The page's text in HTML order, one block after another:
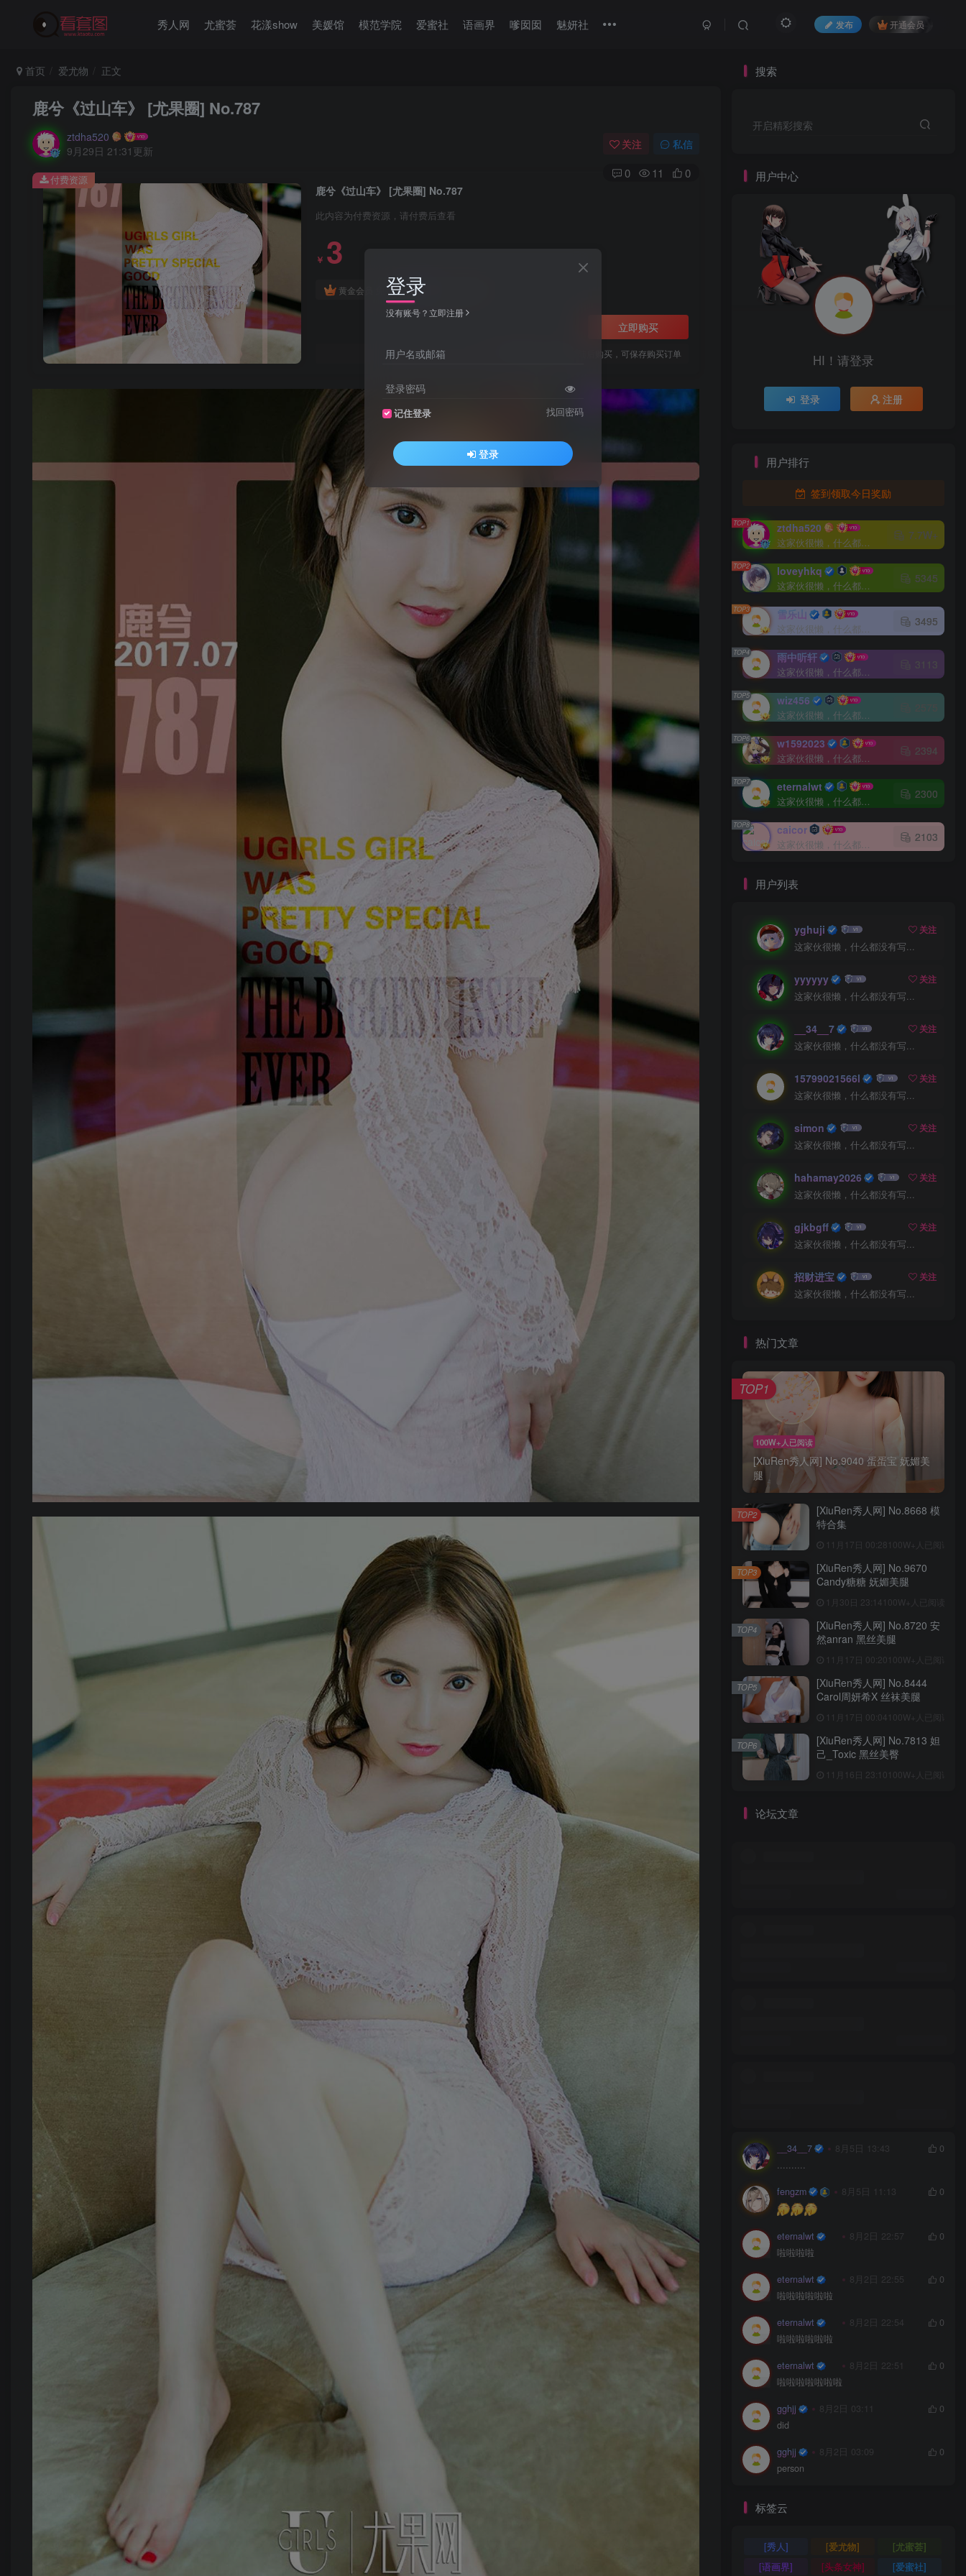
秀人网 尤蜜荟 花漾show 美媛馆 模范学院 爱蜜社 语画界 嗲囡囡 魅妍社 发布 开通会员
首页 爱尤物 正文
鹿兮《过山车》 [尤果圈] No.787
ztdha520
9月29日 21:31更新
关注 私信
0 11 0
鹿兮《过山车》 [尤果圈] No.787
此内容为付费资源，请付费后查看
￥ 3
黄金会员 免费
立即购买
您当前未登录！建议登陆后购买，可保存购买订单
付费资源
搜索
开启精彩搜索
用户中心
HI！请登录
登录 注册
用户排行
签到领取今日奖励
TOP1 ztdha520
这家伙很懒，什么都没有写...
7.7W+
TOP2 loveyhkq
这家伙很懒，什么都没有写...
5345
TOP3 雪乐山
这家伙很懒，什么都没有写...
3495
TOP4 雨中听轩
这家伙很懒，什么都没有写...
TOP5 wiz456
这家伙很懒，什么都没有写...
TOP6 w1592023
这家伙很懒，什么都没有写...
2394
TOP7 eternalwt
这家伙很懒，什么都没有写...
2300
TOP8 caicor
这家伙很懒，什么都没有写...
2103
用户列表
yghuji
关注
这家伙很懒，什么都没有写...
yyyyyy
关注
这家伙很懒，什么都没有写...
__34__7
关注
这家伙很懒，什么都没有写...
15799021566l
关注
这家伙很懒，什么都没有写...
simon
关注
这家伙很懒，什么都没有写...
hahamay2026
关注
这家伙很懒，什么都没有写...
gjkbgff
关注
这家伙很懒，什么都没有写...
招财进宝
关注
这家伙很懒，什么都没有写...
热门文章
100W+人已阅读
[XiuRen秀人网] No.9040 蛋蛋宝 妩媚美
腿
TOP1
[XiuRen秀人网] No.8668 模
特合集
11月17日 00:28 100W+人已阅读
TOP2
[XiuRen秀人网] No.9670
Candy糖糖 妩媚美腿
1月30日 23:14 100W+人已阅读
TOP3
[XiuRen秀人网] No.8720 安
然anran 黑丝美腿
11月17日 00:20 100W+人已阅读
TOP4
[XiuRen秀人网] No.8444
Carol周妍希X 丝袜美腿
11月17日 00:04 100W+人已阅读
TOP5
[XiuRen秀人网] No.7813 妲
己_Toxic 黑丝美臀
11月16日 23:10 100W+人已阅读
TOP6
论坛文章
台湾Coser美女_Arty亚缇_No.096 – 黑呆睡
衣 主题写真 [14P]
8月7日 01:11发布 0 0
ztdha520
台湾Coser美女_Arty亚缇_No.097 – 黑贞&
黑呆毛下着（KaYa&亚缇）[51P]
8月7日 01:11发布
__34__7
fengzm
eternalwt
eternalwt
eternalwt
eternalwt 8月2日 22:51
啦啦啦啦啦啦啦
登录
没有账号？立即注册
用户名或邮箱
登录密码
记住登录 找回密码
登录